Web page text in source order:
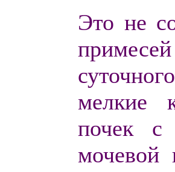
Это не
мелкие
почек с
мочевой